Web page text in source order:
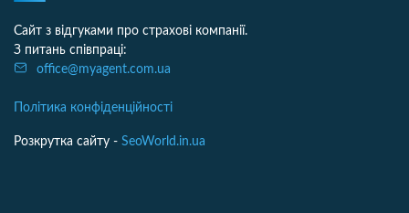
Сайт з відгуками про страхові компанії.
З питань співпраці:
office@myagent.com.ua
Політика конфіденційності
Розкрутка сайту - SeoWorld.in.ua